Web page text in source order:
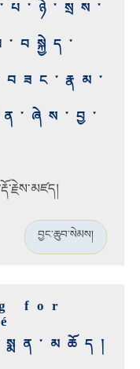
བྱང་ཆུབ་སེམས།
for